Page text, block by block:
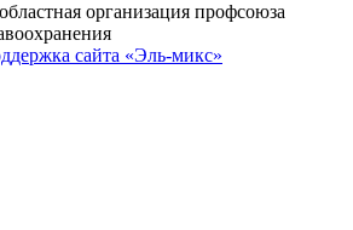
организация профсоюза
сайта «Эль-микс»